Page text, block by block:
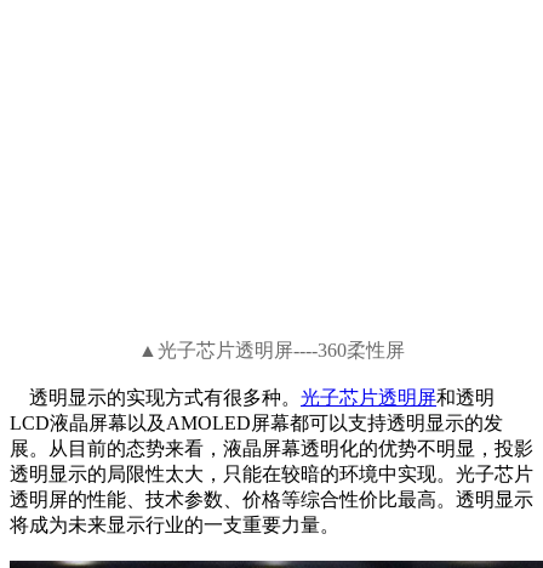
▲光子芯片透明屏----360柔性屏
透明显示的实现方式有很多种。 光子芯片透明屏和透明
LCD液晶屏幕以及AMOLED屏幕都可以支持透明显示的发
展。从目前的态势来看，液晶屏幕透明化的优势不明显，投影
透明显示的局限性太大，只能在较暗的环境中实现。光子芯片
透明屏的性能、技术参数、价格等综合性价比最高。透明显示
将成为未来显示行业的一支重要力量。